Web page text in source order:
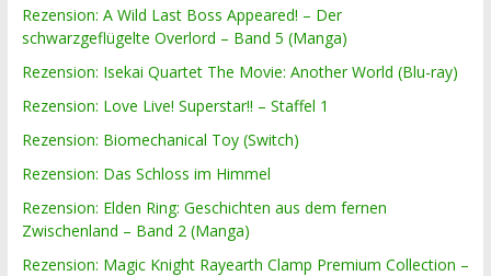
Rezension: A Wild Last Boss Appeared! – Der
schwarzgeflügelte Overlord – Band 5 (Manga)
Rezension: Isekai Quartet The Movie: Another World (Blu-ray)
Rezension: Love Live! Superstar!! – Staffel 1
Rezension: Biomechanical Toy (Switch)
Rezension: Das Schloss im Himmel
Rezension: Elden Ring: Geschichten aus dem fernen
Zwischenland – Band 2 (Manga)
Rezension: Magic Knight Rayearth Clamp Premium Collection –